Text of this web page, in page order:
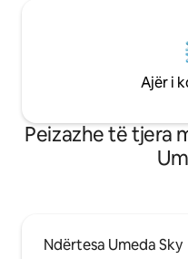
Ajër i
Peizazhe të tjera
Ndërtesa Umeda Sky